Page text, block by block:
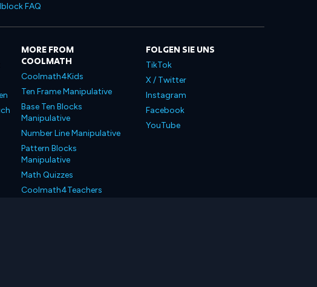
FAQ
MORE FROM
COOLMATH
Coolmath4Kids
Ten Frame Manipulative
Base Ten Blocks
Manipulative
Number Line Manipulative
Pattern Blocks
Manipulative
Math Quizzes
Coolmath4Teachers
FOLGEN SIE UNS
TikTok
X / Twitter
Instagram
Facebook
YouTube